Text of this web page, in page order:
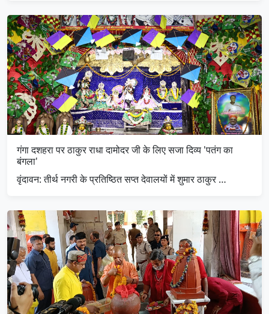
गंगा दशहरा पर ठाकुर राधा दामोदर जी के लिए सजा दिव्य 'पतंग का
बंगला'
​वृंदावन: तीर्थ नगरी के प्रतिष्ठित सप्त देवालयों में शुमार ठाकुर …